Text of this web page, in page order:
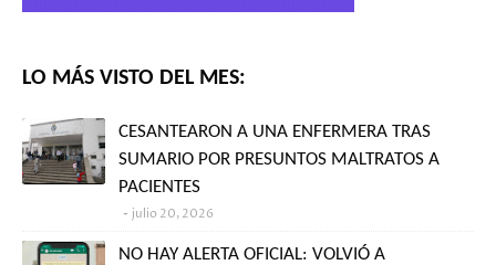
LO MÁS VISTO DEL MES:
CESANTEARON A UNA ENFERMERA TRAS
SUMARIO POR PRESUNTOS MALTRATOS A
PACIENTES
julio 20, 2026
NO HAY ALERTA OFICIAL: VOLVIÓ A